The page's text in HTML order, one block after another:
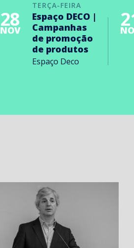
TERÇA-FEIRA
28
NOV
Espaço DECO |
Campanhas
de promoção
de produtos
Espaço Deco